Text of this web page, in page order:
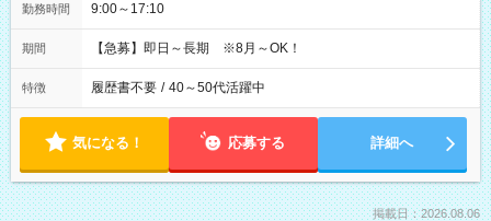
勤務時間 9:00～17:10
期間 【急募】即日～長期 ※8月～OK！
特徴 履歴書不要 / 40～50代活躍中
気になる！ 応募する 詳細へ
掲載日：2026.08.06